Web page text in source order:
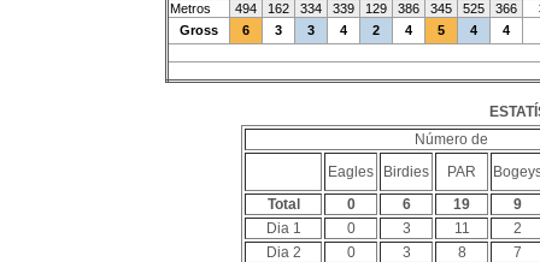
Metros
494 162 334 339 129 386 345 525 366
Gross
6 3 3 4 2 4 5 4 4
Número de
Eagles
Birdies PAR
Total
0 6 19
9
Dia 1
0 3 11
2
Dia 2
0 3 8 7